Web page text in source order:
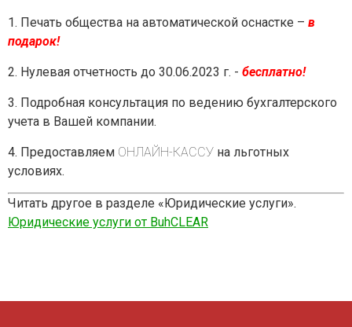
1. Печать общества на автоматической оснастке – в
подарок!
2. Нулевая отчетность до 30.06.2023 г. - бесплатно!
3. Подробная консультация по ведению бухгалтерского
учета в Вашей компании.
4. Предоставляем ОНЛАЙН-КАССУ на льготных
условиях.
Читать другое в разделе «Юридические услуги».
Юридические услуги от BuhCLEAR